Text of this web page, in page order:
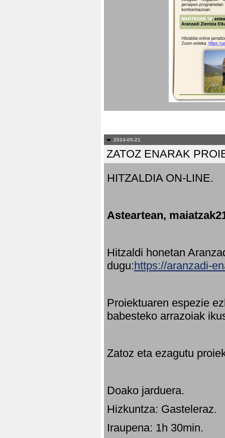
2024-05-21
ZATOZ ENARAK
HITZALDIA ON-LINE.
Asteartean,
Hitzaldi honetan
dugu:https://aranzadi-
Proiektuaren espezie
babesteko arrazoiak
Zatoz eta ezagutu
Doako jarduera.
Hizkuntza: Gasteleraz.
Iraupena: 1h 30min.